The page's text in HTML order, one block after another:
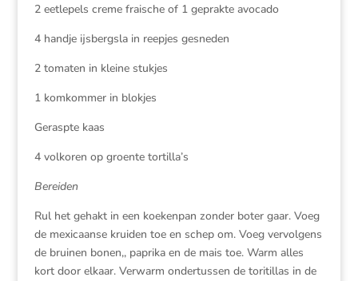
2 eetlepels creme fraische of 1 geprakte avocado
4 handje ijsbergsla in reepjes gesneden
2 tomaten in kleine stukjes
1 komkommer in blokjes
Geraspte kaas
4 volkoren op groente tortilla’s
Bereiden
Rul het gehakt in een koekenpan zonder boter gaar. Voeg
de mexicaanse kruiden toe en schep om. Voeg vervolgens
de bruinen bonen,, paprika en de mais toe. Warm alles
kort door elkaar. Verwarm ondertussen de toritillas in de